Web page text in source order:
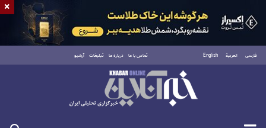
فارسی العربية English تماس با ما درباره ما تبلیغات آرشیو
پنجشنبه ۱۵ مرداد ۱۴۰۵
×